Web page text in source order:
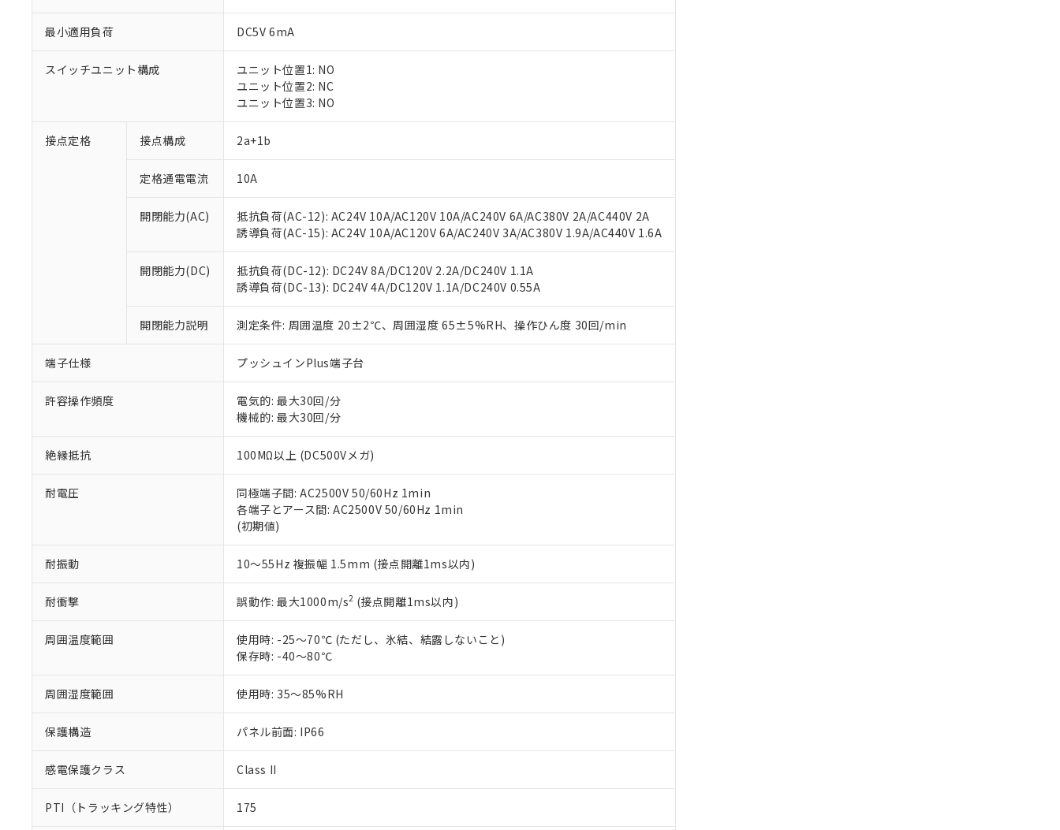
最小適用負荷 DC5V 6mA
スイッチユニット構成
ユニット位置1: NO
ユニット位置2: NC
ユニット位置3: NO
接点定格 接点構成 2a+1b
定格通電電流 10A
開閉能力(AC)
抵抗負荷(AC-12): AC24V 10A/AC120V 10A/AC240V 6A/AC380V 2A/AC440V 2A
誘導負荷(AC-15): AC24V 10A/AC120V 6A/AC240V 3A/AC380V 1.9A/AC440V 1.6A
開閉能力(DC)
抵抗負荷(DC-12): DC24V 8A/DC120V 2.2A/DC240V 1.1A
誘導負荷(DC-13): DC24V 4A/DC120V 1.1A/DC240V 0.55A
開閉能力説明 測定条件: 周囲温度 20±2℃、周囲湿度 65±5%RH、操作ひん度 30回/min
端子仕様 プッシュインPlus端子台
許容操作頻度
電気的: 最大30回/分
機械的: 最大30回/分
絶縁抵抗 100MΩ以上 (DC500Vメガ)
耐電圧
同極端子間: AC2500V 50/60Hz 1min
各端子とアース間: AC2500V 50/60Hz 1min
(初期値)
耐振動 10～55Hz 複振幅 1.5mm (接点開離1ms以内)
耐衝撃 誤動作: 最大1000m/s2 (接点開離1ms以内)
周囲温度範囲
使用時: -25～70℃ (ただし、氷結、結露しないこと)
保存時: -40～80℃
周囲湿度範囲 使用時: 35～85%RH
保護構造 パネル前面: IP66
感電保護クラス Class II
PTI（トラッキング特性） 175
ご利用条件
以下の条件をお読みいただき、同意のうえご利用ください。
本サービスは、当社制御機器事業取扱商品の当社在庫状況および標準価格(税抜)を提供させていただ
くものです。
当社制御機器事業取扱商品の中には、本サービスの対象外となる商品もあることをご了承ください。
のであり、閲覧された時点での実際の在庫および標準価格とは異なる場合があることをご了承くださ
い。
正式な納期状況および標準価格はお客様のお取引先、またはお客様担当のオムロン制御機器販売店・
当社販売員にご相談ください。
オムロン制御機器販売店や当社販売拠点は「販売ネットワーク
」をご確認ください。
在庫状況および標準価格結果を当社の事前の承諾なく第三者に漏洩または開示しないようお願いしま
マイパーツ機能（部品リスト作成サービス）をご利用いただくには、I-Webメンバーズにご登録され
ている必要があります。
お客様が当ウェブサイト上で当社にご登録された部品リストについて、当社および当社の共同利用者
さい。
※当社の共同利用者とは、"個人情報の共同利用に関して"
の「1.共同利用者の範囲」に記載されて
いる法人を指します。
※1 対応状況
対応済み：EU RoHS指令（10物質）の非含有に対応した製品が提供可能な商品です。
対応予定：EU RoHS指令（10物質）の非含有に対応した製品に切り替える予定のある商品です。
対応予定なし：EU RoHS指令（10物質）の非含有に非対応の商品で、対応品を出す予定はありません。
非該当品：ライセンス料など無形物で、有害物質有無と関係のない商品です。
仕入先様の事情により、非含有部品としていたものが、含有品と判明した場合などやむを得ず変更すること
があります。
*EU RoHS指令（10物質）：
鉛(Pb) 1000ppm以下、 水銀(Hg) 1000ppm以下、 カドミウム(Cd) 100ppm以下、
六価クロム(Cr(Ⅵ)) 1000ppm以下、ポリ臭化ビフェニル類(PBB) 1000ppm以下、ポリ臭化ジフェニルエーテル類(PBDE) 1000ppm以下、
但し、RoHS指令で産業用監視および制御機器に対する適用除外項目は除く。
フタル酸エステル類の４物質については閾値を超える意図的な使用がないことを確認しています。
※2 対応予定月
部品在庫の切り替え状況などにより、予定月が前後することがあります。
※3 非含有証明書ダウンロード
下記の非含有証明書をダウンロードすることができます。
EU RoHS指令（10物質）の非含有証明書
51物質の非含有証明書（当社基準）
※本証明書は発行日時点で非含有を証明するもので、過去に遡って非含有を証明するものではありません。
また、RoHS指令のフタル酸エステル類４物質の対応では、対応完了までの期間は出荷製品に未対応品が
混在することから備考欄に対応日を記載しておりました。
り割愛しております。
※1 中国RoHS○×表
「－」：未確認です。当社販売部門へお問い合わせください。
*中国RoHS10物質の基準値 (GB/T26572)：
Pb(鉛) :1000ppm、 Hg(水銀) : 1000ppm、 Cd(カドミウム) : 100ppm、
Cr(Ⅵ)(六価クロム) : 1000ppm、 PBBs(ポリ臭化ビフェニル類) : 1000ppm、 PBDEs(ポリ臭化ジフェニルエーテル類) : 1000ppm、
DBP(フタル酸ジブチル) : 1000ppm、 DIBP(フタル酸ジイソブチル) : 1000ppm、 BBP(フタル酸ブチルベンジル) : 1000ppm、
DEHP(フタル酸ビス(2-エチルヘキシル)) : 1000ppm
※2 環境保護使用期限
「ｅ」：有害物質（10物質）のすべてが基準値以下であることを示します。
「10」：通常の使用状況下において有害物質が外部に漏えいし、環境に深刻な影響を及ぼさない年数を意
味します。
当社は、これら貴社製品のうち、外国為替および外国貿易法に定める商品（以下｢規制貨物等」とい
う）を輸出または国外への提供する場合は、日本国政府の輸出許可(または役務取引許可)を取得する
当社は規制貨物を破棄する場合は、完全に破砕するなど、違法に輸出されないよう必要な手段を講じ
ます。
当社は貴社製品を、核兵器、ミサイル、化学兵器、生物兵器またはその他武器並びにこれらの製造装
当社は、貴社製品を第三者に販売する場合は、上記1、2および3の内容を当該第三者に通知します。
また当社は、販売先および販売に係わる関係者が違法に輸出するおそれがある場合は、取り引きをい
たしません。
記
号
説明
○ 一定数以上の在庫あり
△ 一定数には満たないが在庫あり
－
在庫なし(最新の在庫状況については、お客様のお取引先、またはお客様担当のオムロン制御
機器販売店・当社販売員にご確認ください)
空
白
受注生産機種、また在庫状況の情報を公開していない機種